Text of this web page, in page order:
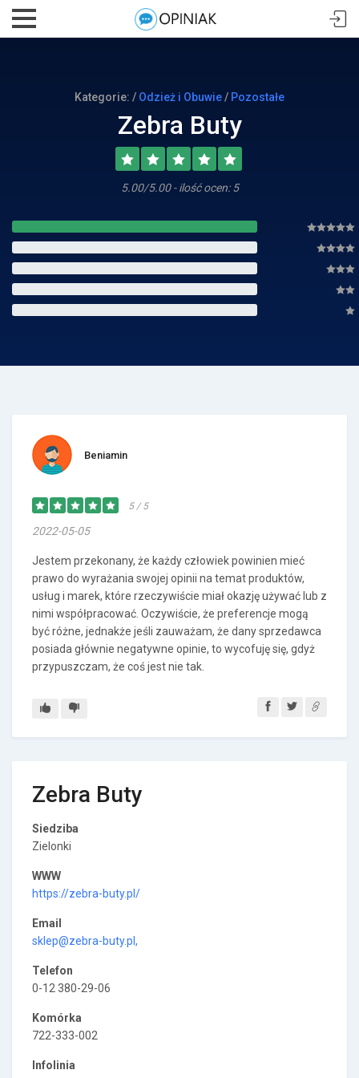
Kategorie: / Odzież i Obuwie/ Pozostałe
Zebra Buty
5.00/5.00 - ilość ocen: 5
Beniamin
5 / 5
2022-05-05
Jestem przekonany, że każdy człowiek powinien mieć
prawo do wyrażania swojej opinii na temat produktów,
usług i marek, które rzeczywiście miał okazję używać lub z
nimi współpracować. Oczywiście, że preferencje mogą
być różne, jednakże jeśli zauważam, że dany sprzedawca
posiada głównie negatywne opinie, to wycofuję się, gdyż
przypuszczam, że coś jest nie tak.
Zebra Buty
Siedziba
Zielonki
WWW
https://zebra-buty.pl/
Email
sklep@zebra-buty.pl ,
Telefon
0-12 380-29-06
Komórka
722-333-002
Infolinia